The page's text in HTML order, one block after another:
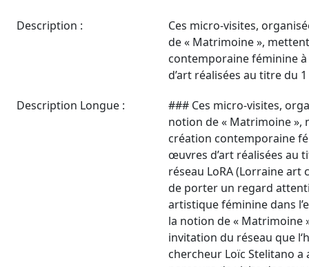
Description :
Ces micro-visites,
de « Matrimoine »,
contemporaine féminine
d’art réalisées au titre du
Description Longue :
### Ces micro-visites,
notion de « Matrimoine »,
création contemporaine
œuvres d’art réalisées au
réseau LoRA (Lorraine
de porter un regard
artistique féminine dans
la notion de « Matrimoine
invitation du réseau que
chercheur Loïc Stelitano a